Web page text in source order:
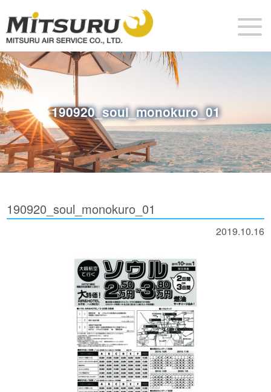
190920_soul_monokuro_01
190920_soul_monokuro_01
2019.10.16